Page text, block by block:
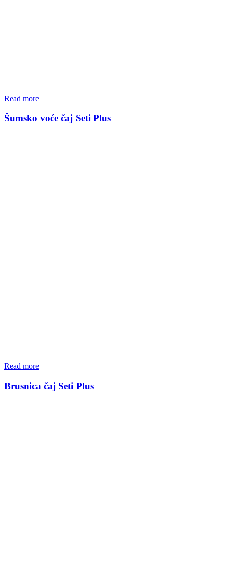
Read more
Šumsko voće čaj Seti Plus
Read more
Brusnica čaj Seti Plus